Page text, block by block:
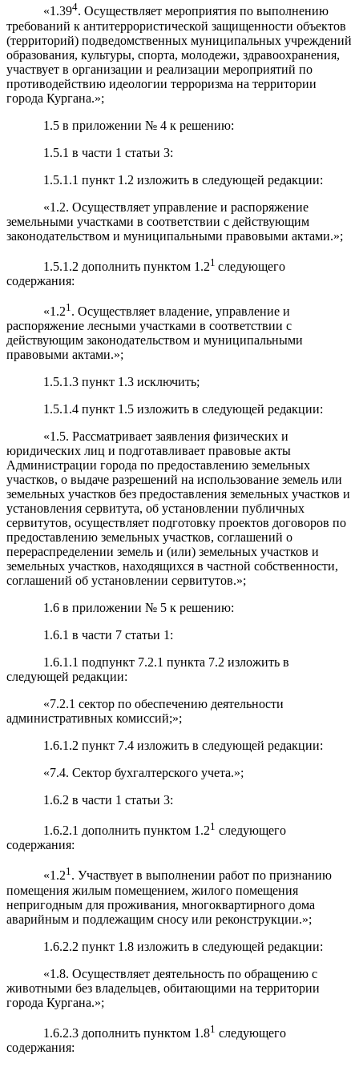
«1.394. Осуществляет мероприятия по выполнению
требований к антитеррористической защищенности объектов
(территорий) подведомственных муниципальных учреждений
образования, культуры, спорта, молодежи, здравоохранения,
участвует в организации и реализации мероприятий по
противодействию идеологии терроризма на территории
города Кургана.»;
1.5 в приложении № 4 к решению:
1.5.1 в части 1 статьи 3:
1.5.1.1 пункт 1.2 изложить в следующей редакции:
«1.2. Осуществляет управление и распоряжение
земельными участками в соответствии с действующим
законодательством и муниципальными правовыми актами.»;
1.5.1.2 дополнить пунктом 1.21 следующего
содержания:
«1.21 . Осуществляет владение, управление и
распоряжение лесными участками в соответствии с
действующим законодательством и муниципальными
правовыми актами.»;
1.5.1.3 пункт 1.3 исключить;
1.5.1.4 пункт 1.5 изложить в следующей редакции:
«1.5. Рассматривает заявления физических и
юридических лиц и подготавливает правовые акты
Администрации города по предоставлению земельных
участков, о выдаче разрешений на использование земель или
земельных участков без предоставления земельных участков и
установления сервитута, об установлении публичных
сервитутов, осуществляет подготовку проектов договоров по
предоставлению земельных участков, соглашений о
перераспределении земель и (или) земельных участков и
земельных участков, находящихся в частной собственности,
соглашений об установлении сервитутов.»;
1.6 в приложении № 5 к решению:
1.6.1 в части 7 статьи 1:
1.6.1.1 подпункт 7.2.1 пункта 7.2 изложить в
следующей редакции:
«7.2.1 сектор по обеспечению деятельности
административных комиссий;»;
1.6.1.2 пункт 7.4 изложить в следующей редакции:
«7.4. Сектор бухгалтерского учета.»;
1.6.2 в части 1 статьи 3:
1.6.2.1 дополнить пунктом 1.21 следующего
содержания:
«1.21. Участвует в выполнении работ по признанию
помещения жилым помещением, жилого помещения
непригодным для проживания, многоквартирного дома
аварийным и подлежащим сносу или реконструкции.»;
1.6.2.2 пункт 1.8 изложить в следующей редакции:
«1.8. Осуществляет деятельность по обращению с
животными без владельцев, обитающими на территории
города Кургана.»;
1.6.2.3 дополнить пунктом 1.81 следующего
содержания: